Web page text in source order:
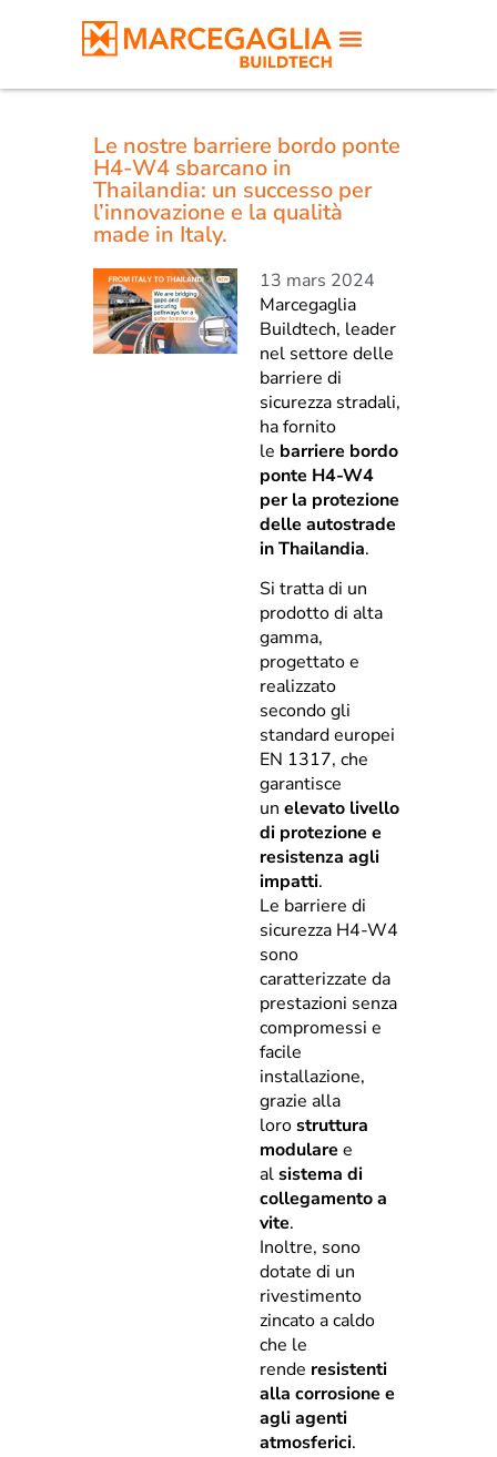
Le nostre barriere bordo ponte
H4-W4 sbarcano in
Thailandia: un successo per
l’innovazione e la qualità
made in Italy.
13 mars 2024
Marcegaglia
Buildtech, leader
nel settore delle
barriere di
sicurezza stradali,
ha fornito
le barriere bordo
ponte H4-W4
per la protezione
delle autostrade
in Thailandia.
Si tratta di un
prodotto di alta
gamma,
progettato e
realizzato
secondo gli
standard europei
EN 1317, che
garantisce
un elevato livello
di protezione e
resistenza agli
impatti.
Le barriere di
sicurezza H4-W4
sono
caratterizzate da
prestazioni senza
compromessi e
facile
installazione,
grazie alla
lorostruttura
modulare e
alsistema di
collegamento a
vite.
Inoltre, sono
dotate di un
rivestimento
zincato a caldo
che le
rende resistenti
alla corrosione e
agli agenti
atmosferici.